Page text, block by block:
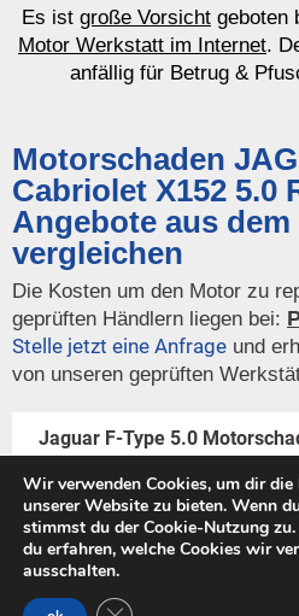
Es ist große Vorsicht geboten
Motor Werkstatt im Internet.
anfällig für Betrug &
Motorschaden
Cabriolet X152 5.0
Angebote aus
vergleichen
Die Kosten um den Motor zu
geprüften Händlern liegen bei:
Stelle jetzt eine Anfrage und
von unseren geprüften
Jaguar F-Type 5.0
Wir verwenden Cookies, um dir
unserer Website zu bieten. Wenn
stimmst du der Cookie-Nutzung zu.
du erfahren, welche Cookies wir
ausschalten.
GDPR Cookie-Banner